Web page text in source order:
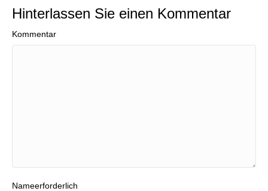
Hinterlassen Sie einen Kommentar
Kommentar
Nameerforderlich